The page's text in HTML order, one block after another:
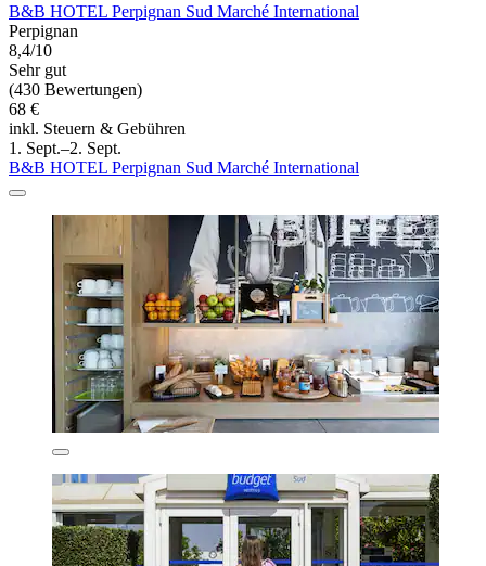
B&B HOTEL Perpignan Sud Marché International
Perpignan
8,4/10
Sehr gut
(430 Bewertungen)
68 €
inkl. Steuern & Gebühren
1. Sept.–2. Sept.
B&B HOTEL Perpignan Sud Marché International